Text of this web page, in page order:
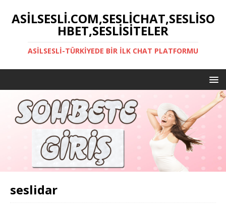
ASILSESLI.COM,SESLICHAT,SESLISO
HBET,SESLISITELER
ASILSESLI-TÜRKIYEDE BIR İLK CHAT PLATFORMU
seslidar